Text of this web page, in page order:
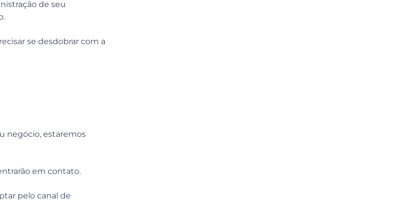
de seu
se desdobrar com a
negócio, estaremos
em contato.
pelo canal de